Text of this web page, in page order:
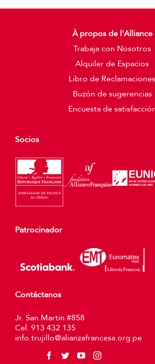
À propos de l'Alliance
Trabaja con Nosotros
Alquiler de Espacios
Libro de Reclamaciones
Buzón de sugerencias
Encuesta de
Socios
Patrocinador
Contáctanos
Jr. San Martin #858
Cel. 913 432 135
info.trujillo@alianzafrancesa.org.pe